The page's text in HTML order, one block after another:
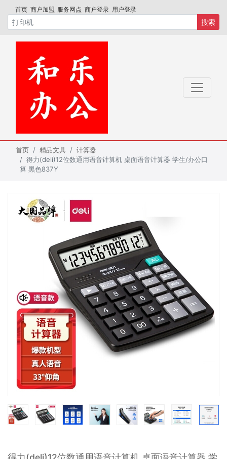
首页 商户加盟 服务网点 商户登录 用户登录
搜索
首页 精品文具
计算器
得力(deli)12位数通用语音计算机 桌面语音计算器 学生/办公口
算 黑色837Y